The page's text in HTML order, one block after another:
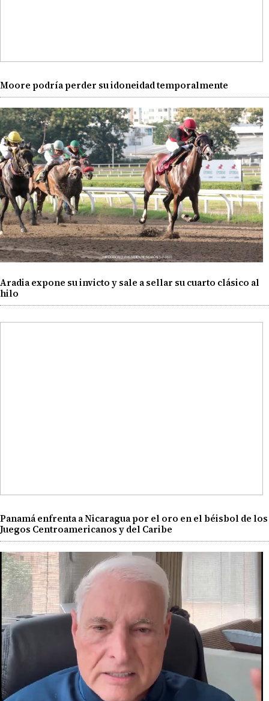
Moore podría perder su idoneidad temporalmente
Aradia expone su invicto y sale a sellar su cuarto clásico al
hilo
Panamá enfrenta a Nicaragua por el oro en el béisbol de los
Juegos Centroamericanos y del Caribe